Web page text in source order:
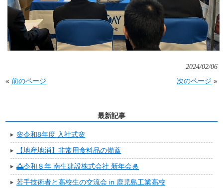
2024/02/06
«前のページ 次のページ »
最新記事
🌸令和8年度 入社式🌸
【地産地消】非常用食料品の備蓄
🌅令和８年 南生建設株式会社 新年会🎍
若手技術者と高校生の交流会 in 鹿児島工業高校